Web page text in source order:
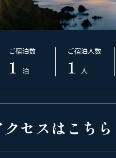
ご宿泊数
1 泊
ご宿泊人数
1 人
クセスはこちら